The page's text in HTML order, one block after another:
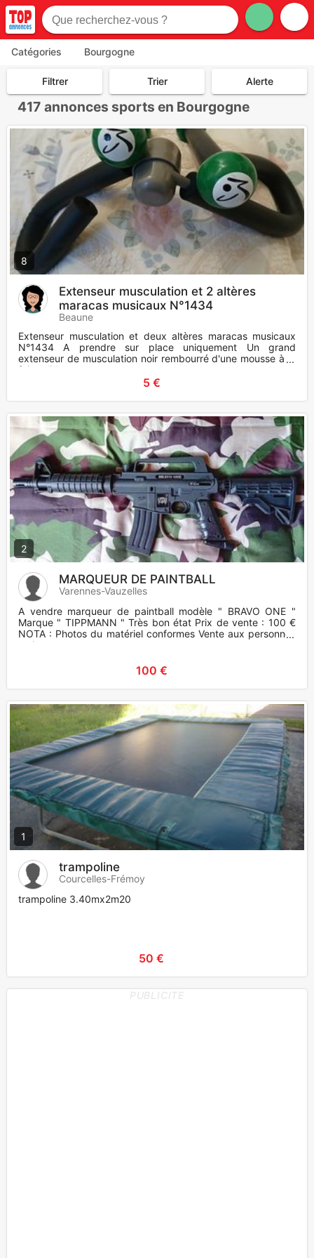
Catégories Bourgogne
Filtrer Trier Alerte
417 annonces sports en Bourgogne
8
Extenseur musculation et 2 altères
maracas musicaux N°1434
Beaune
Extenseur musculation et deux altères maracas musicaux
N°1434 A prendre sur place uniquement Un grand
extenseur de musculation noir rembourré d'une mousse à la
fois solide et
5 €
2
MARQUEUR DE PAINTBALL
Varennes-Vauzelles
A vendre marqueur de paintball modèle " BRAVO ONE "
Marque " TIPPMANN " Très bon état Prix de vente : 100 €
NOTA : Photos du matériel conformes Vente aux personnes
majeures u
100 €
1
trampoline
Courcelles-Frémoy
trampoline 3.40mx2m20
50 €
PUBLICITE